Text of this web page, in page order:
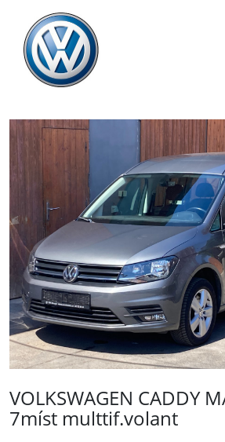
VOLKSWAGEN CADDY
7míst multtif.volant